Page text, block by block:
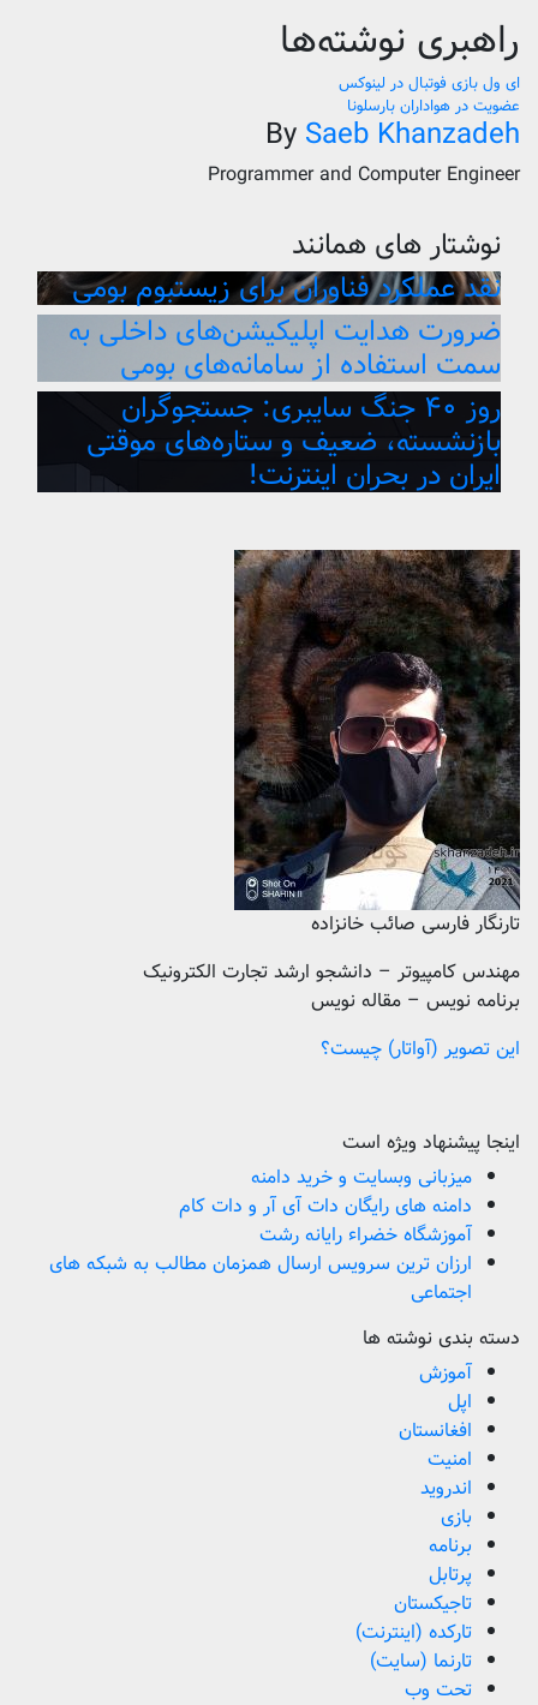
راهبری نوشته‌ها
ای ول بازی فوتبال در لینوکس
عضویت در هواداران بارسلونا
BySaeb Khanzadeh
Programmer and Computer Engineer
نوشتار های همانند
نقد عملکرد فناوران برای زیستبوم بومی
ضرورت هدایت اپلیکیشن‌های داخلی به
سمت استفاده از سامانه‌های بومی
روز ۴۰ جنگ سایبری: جستجوگران
بازنشسته، ضعیف و ستاره‌های موقتی
ایران در بحران اینترنت!
تارنگار فارسی صائب خانزاده
مهندس کامپیوتر – دانشجو ارشد تجارت الکترونیک
برنامه نویس – مقاله نویس
این تصویر (آواتار) چیست؟
اینجا پیشنهاد ویژه است
میزبانی وبسایت و خرید دامنه
دامنه های رایگان دات آی آر و دات کام
آموزشگاه خضراء رایانه رشت
ارزان ترین سرویس ارسال همزمان مطالب به شبکه های
اجتماعی
دسته بندی نوشته ها
آموزش
اپل
افغانستان
امنیت
اندروید
بازی
برنامه
پرتابل
تاجیکستان
تارکده (اینترنت)
تارنما (سایت)
تحت وب